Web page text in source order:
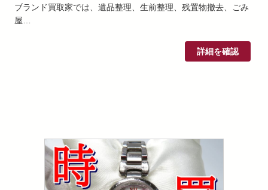
ブランド買取家では、遺品整理、生前整理、残置物撤去、ごみ
屋…
詳細を確認